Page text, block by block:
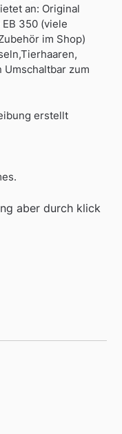
an: Original
350 (viele
im Shop)
Umschaltbar zum
erstellt
aber durch klick